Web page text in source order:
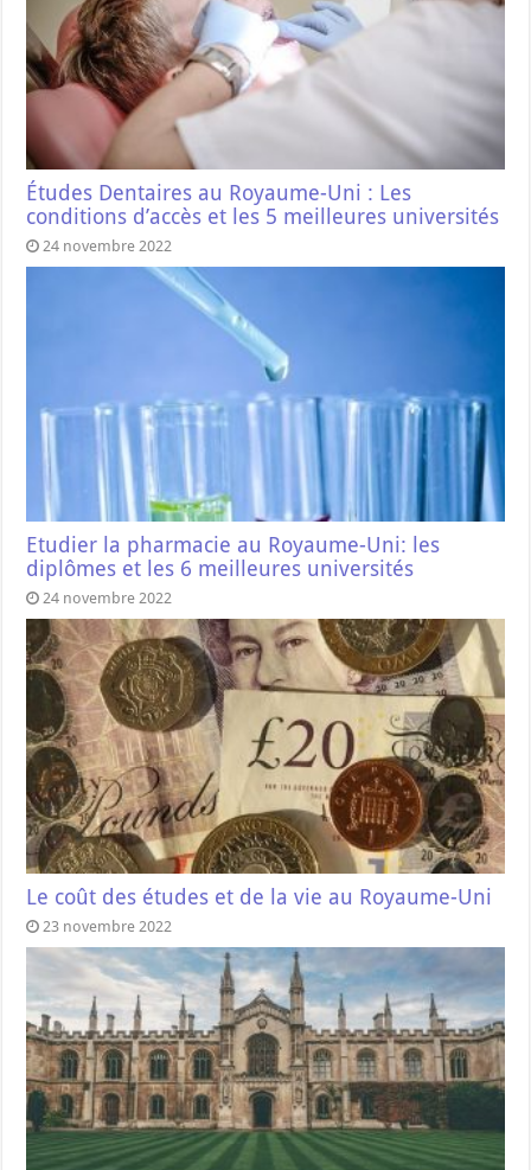
Études Dentaires au Royaume-Uni : Les
conditions d’accès et les 5 meilleures universités
24 novembre 2022
Etudier la pharmacie au Royaume-Uni: les
diplômes et les 6 meilleures universités
24 novembre 2022
Le coût des études et de la vie au Royaume-Uni
23 novembre 2022